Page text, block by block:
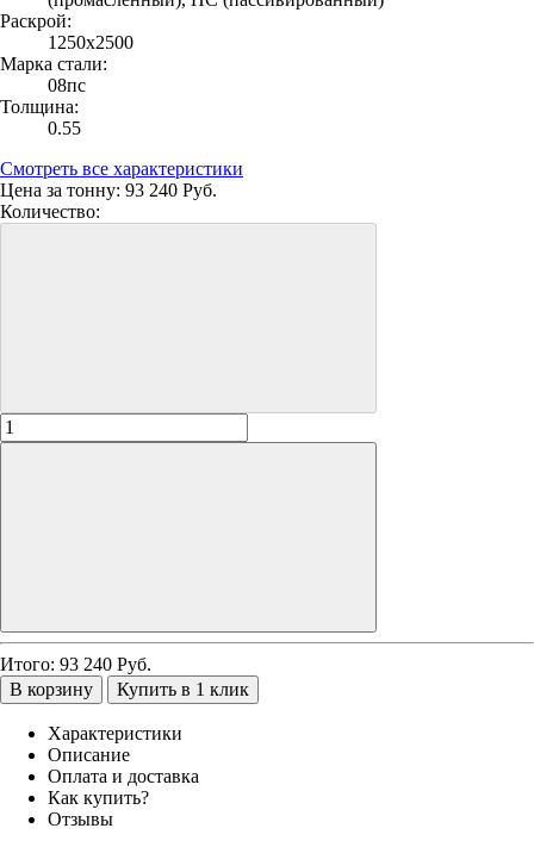
Раскрой:
1250х2500
Марка стали:
08пс
Толщина:
0.55
Смотреть все характеристики
Цена за тонну: 93 240 Руб.
Количество:
Итого: 93 240 Руб.
В корзину
Купить в 1 клик
Характеристики
Описание
Оплата и доставка
Как купить?
Отзывы